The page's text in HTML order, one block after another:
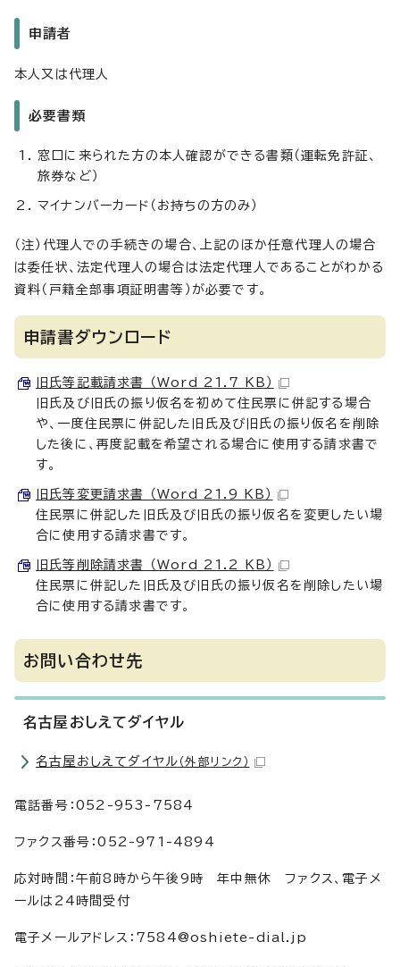
申請者
本人又は代理人
必要書類
窓口に来られた方の本人確認ができる書類（運転免許証、
旅券など）
マイナンバーカード（お持ちの方のみ）
（注）代理人での手続きの場合、上記のほか任意代理人の場合
は委任状、法定代理人の場合は法定代理人であることがわかる
資料（戸籍全部事項証明書等）が必要です。
申請書ダウンロード
旧氏等記載請求書 （Word 21.7 KB）
旧氏及び旧氏の振り仮名を初めて住民票に併記する場合
や、一度住民票に併記した旧氏及び旧氏の振り仮名を削除
した後に、再度記載を希望される場合に使用する請求書で
す。
旧氏等変更請求書 （Word 21.9 KB）
住民票に併記した旧氏及び旧氏の振り仮名を変更したい場
合に使用する請求書です。
旧氏等削除請求書 （Word 21.2 KB）
住民票に併記した旧氏及び旧氏の振り仮名を削除したい場
合に使用する請求書です。
お問い合わせ先
名古屋おしえてダイヤル
名古屋おしえてダイヤル （外部リンク）
電話番号：052-953-7584
ファクス番号：052-971-4894
応対時間：午前8時から午後9時 年中無休 ファクス、電子メ
ールは24時間受付
電子メールアドレス：7584@oshiete-dial.jp